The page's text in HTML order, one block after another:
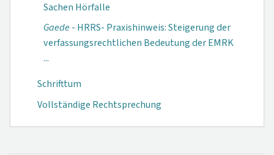
Sachen Hörfalle
Gaede- HRRS- Praxishinweis: Steigerung der
verfassungs­rechtlichen Be­deutung der EMRK
...
Schrifttum
Vollständige Rechtsprechung